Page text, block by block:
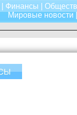
Финансы
Мировые новости